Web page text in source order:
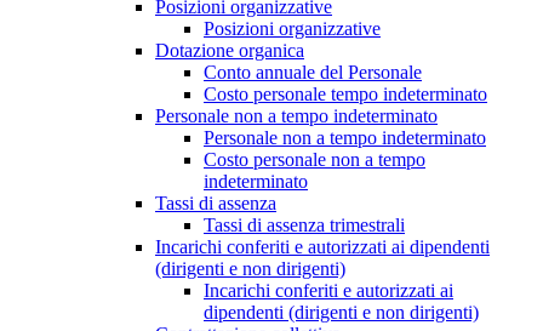
Posizioni organizzative
Posizioni organizzative
Dotazione organica
Conto annuale del Personale
Costo personale tempo indeterminato
Personale non a tempo indeterminato
Personale non a tempo indeterminato
Costo personale non a tempo
indeterminato
Tassi di assenza
Tassi di assenza trimestrali
Incarichi conferiti e autorizzati ai dipendenti
(dirigenti e non dirigenti)
Incarichi conferiti e autorizzati ai
dipendenti (dirigenti e non dirigenti)